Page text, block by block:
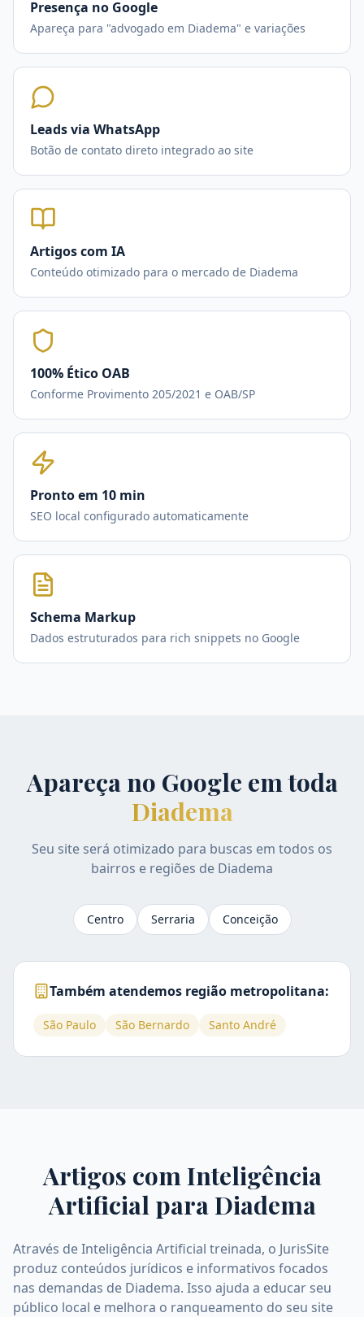
Presença no Google
Apareça para "advogado em Diadema" e variações
Leads via WhatsApp
Botão de contato direto integrado ao site
Artigos com IA
Conteúdo otimizado para o mercado de Diadema
100% Ético OAB
Conforme Provimento 205/2021 e OAB/SP
Pronto em 10 min
SEO local configurado automaticamente
Schema Markup
Dados estruturados para rich snippets no Google
Apareça no Google em toda
Diadema
Seu site será otimizado para buscas em todos os
bairros e regiões de Diadema
Centro Serraria Conceição
Também atendemos região metropolitana:
São Paulo São Bernardo Santo André
Artigos com Inteligência
Artificial paraDiadema
Através de Inteligência Artificial treinada, o JurisSite
produz conteúdos jurídicos e informativos focados
nas demandas de Diadema. Isso ajuda a educar seu
público local e melhora o ranqueamento do seu site